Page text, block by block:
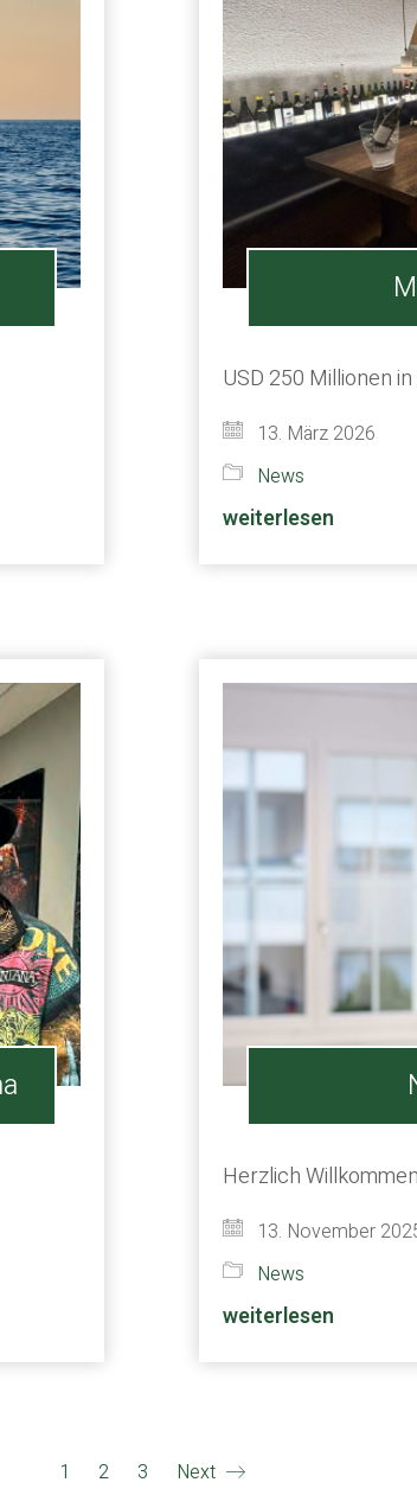
USD 250 Millionen
13. März 2026
News
weiterlesen
Herzlich
13. November
News
weiterlesen
1 2 3 Next